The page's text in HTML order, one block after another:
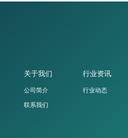
关于我们
公司简介
联系我们
行业资讯
行业动态